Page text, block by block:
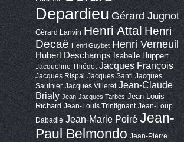
Depardieu Gérard Jugnot
Gérard Lanvin Henri Attal Henri
Decaë Henri Guybet Henri Verneuil
Hubert Deschamps Isabelle Huppert
Jacqueline Thiédot Jacques François
Jacques Rispal Jacques Santi Jacques
Saulnier Jacques Villeret Jean-Claude
Brialy Jean-Jacques Tarbès Jean-Louis
Richard Jean-Louis Trintignant Jean-Loup
Dabadie Jean-Marie Poiré Jean-
Paul Belmondo Jean-Pierre